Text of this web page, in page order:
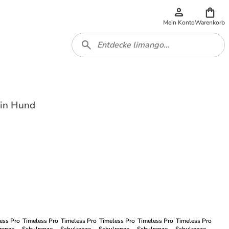
Mein KontoWarenkorb
Hund
Pro Timeless Pro Timeless Pro Timeless Pro Timeless Pro Timeless Pro